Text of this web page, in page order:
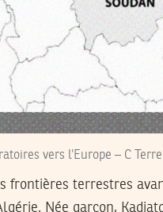
vers l’Europe – C Terre
frontières terrestres
Née garçon,